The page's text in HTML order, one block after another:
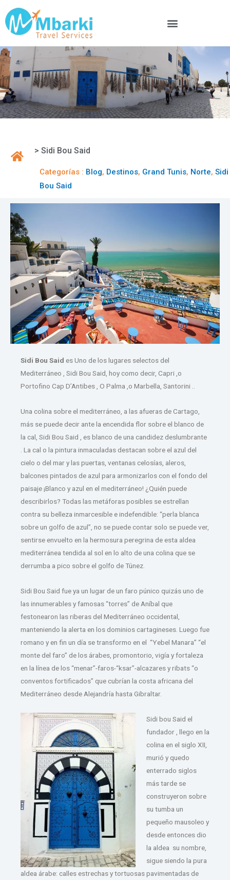
> Sidi Bou Said
Categorías : Blog, Destinos, Grand Tunis, Norte,Sidi
Bou Said
Sidi Bou Said es Uno de los lugares selectos del
Mediterráneo , Sidi Bou Said, hoy como decir, Capri ,o
Portofino Cap D’Antibes , O Palma ,o Marbella, Santorini ..
Una colina sobre el mediterráneo, a las afueras de Cartago,
más se puede decir ante la encendida flor sobre el blanco de
la cal, Sidi Bou Said , es blanco de una candidez deslumbrante
. La cal o la pintura inmaculadas destacan sobre el azul del
cielo o del mar y las puertas, ventanas celosías, aleros,
balcones pintados de azul para armonizarlos con el fondo del
paisaje ¡Blanco y azul en el mediterráneo! ¿Quién puede
describirlos? Todas las metáforas posibles se estrellan
contra su belleza inmarcesible e indefendible: “perla blanca
sobre un golfo de azul”, no se puede contar solo se puede ver,
sentirse envuelto en la hermosura peregrina de esta aldea
mediterránea tendida al sol en lo alto de una colina que se
derrumba a pico sobre el golfo de Túnez.
Sidi Bou Said fue ya un lugar de un faro púnico quizás uno de
las innumerables y famosas “torres” de Aníbal que
festonearon las riberas del Mediterráneo occidental,
manteniendo la alerta en los dominios cartagineses. Luego fue
romano y en fin un día se transformo en el “Yebel Manara” “el
monte del faro” de los árabes, promontorio, vigía y fortaleza
en la línea de los “menar”-faros-“ksar”-alcazares y ribats “o
conventos fortificados” que cubrían la costa africana del
Mediterráneo desde Alejandría hasta Gibraltar.
Sidi bou Said el
fundador , llego en la
colina en el siglo XII,
murió y quedo
enterrado siglos
más tarde se
construyeron sobre
su tumba un
pequeño mausoleo y
desde entonces dio
la aldea su nombre,
sigue siendo la pura
aldea árabe: calles estrechas y tortuosas pavimentadas de